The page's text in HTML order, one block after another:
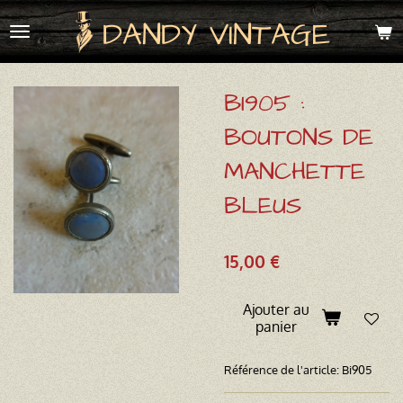
Passer
au
contenu
DANDY VINTAGE
BI905 :
BOUTONS DE
MANCHETTE
BLEUS
15,00 €
Ajouter au
panier
Référence de l'article: Bi905